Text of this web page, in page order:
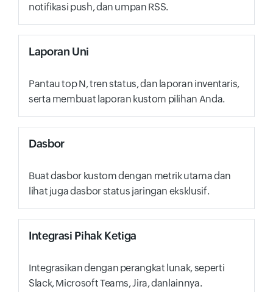
notifikasi push, dan umpan RSS.
Laporan Uni
Pantau top N, tren status, dan laporan inventaris,
serta membuat laporan kustom pilihan Anda.
Dasbor
Buat dasbor kustom dengan metrik utama dan
lihat juga dasbor status jaringan eksklusif.
Integrasi Pihak Ketiga
Integrasikan dengan perangkat lunak, seperti
Slack, Microsoft Teams, Jira, danlainnya.